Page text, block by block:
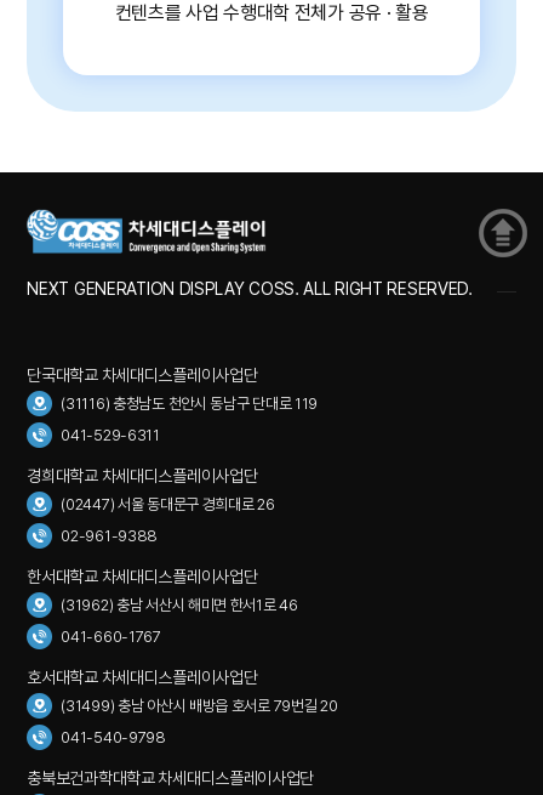
컨텐츠를 사업 수행대학 전체가 공유 · 활용
NEXT GENERATION DISPLAY COSS. ALL RIGHT RESERVED.
단국대학교 차세대디스플레이사업단
(31116) 충청남도 천안시 동남구 단대로 119
041-529-6311
경희대학교 차세대디스플레이사업단
(02447) 서울 동대문구 경희대로 26
02-961-9388
한서대학교 차세대디스플레이사업단
(31962) 충남 서산시 해미면 한서1로 46
041-660-1767
호서대학교 차세대디스플레이사업단
(31499) 충남 아산시 배방읍 호서로 79번길 20
041-540-9798
충북보건과학대학교 차세대디스플레이사업단